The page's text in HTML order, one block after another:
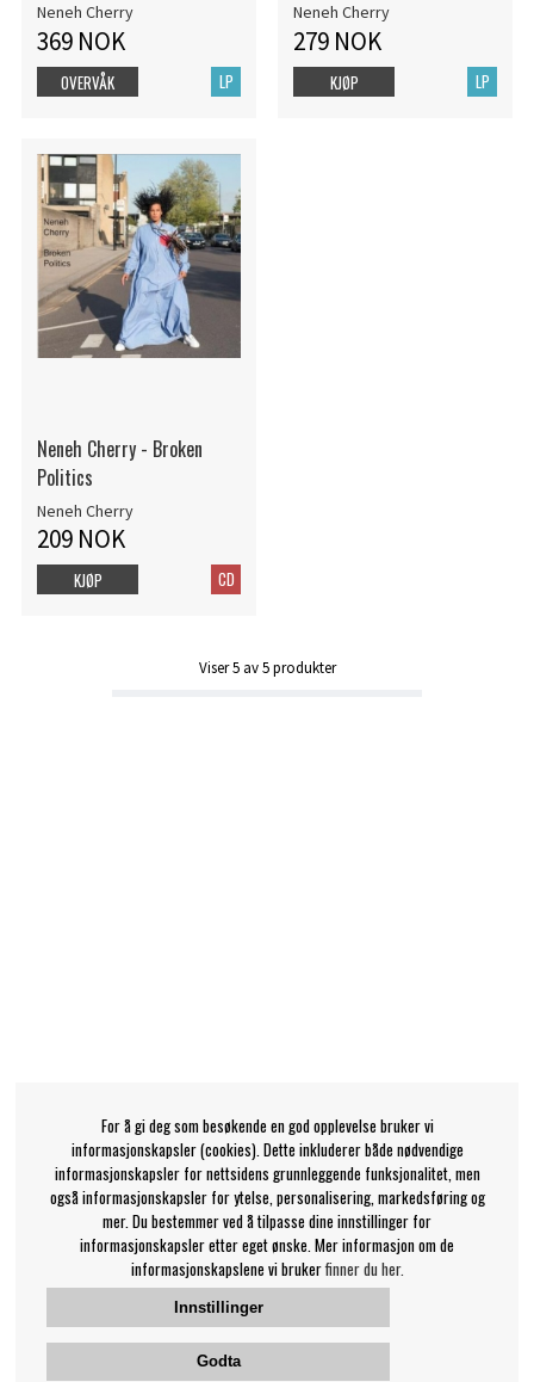
Neneh Cherry
369 NOK
LP
OVERVÅK
Neneh Cherry
279 NOK
LP
KJØP
Neneh Cherry - Broken
Politics
Neneh Cherry
209 NOK
CD
KJØP
Viser5av5produkter
For å gi deg som besøkende en god opplevelse bruker vi
informasjonskapsler (cookies). Dette inkluderer både nødvendige
informasjonskapsler for nettsidens grunnleggende funksjonalitet, men
også informasjonskapsler for ytelse, personalisering, markedsføring og
mer. Du bestemmer ved å tilpasse dine innstillinger for
informasjonskapsler etter eget ønske. Mer informasjon om de
informasjonskapslene vi brukerfinner du her.
Innstillinger
Godta